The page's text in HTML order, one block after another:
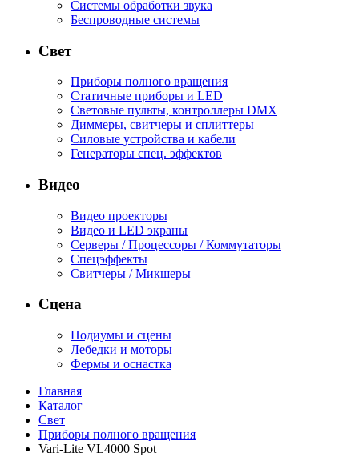
Системы обработки звука
Беспроводные системы
Свет
Приборы полного вращения
Статичные приборы и LED
Световые пульты, контроллеры DMX
Диммеры, свитчеры и сплиттеры
Силовые устройства и кабели
Генераторы спец. эффектов
Видео
Видео проекторы
Видео и LED экраны
Серверы / Процессоры / Коммутаторы
Спецэффекты
Свитчеры / Микшеры
Сцена
Подиумы и сцены
Лебедки и моторы
Фермы и оснастка
Главная
Каталог
Свет
Приборы полного вращения
Vari-Lite VL4000 Spot